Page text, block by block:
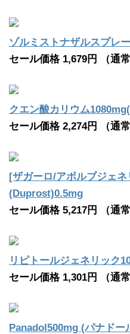
ゾルミストナザルスプレ
セール価格 1,679円 （通
クエン酸カリウム
セール価格 2,274円 （通
[ザガーロ/アボルブジェ
(Duprost)0.5mg
セール価格 5,217円 （通
リピトールジェネリック
セール価格 1,301円 （通
Panadol500mg (パナドー